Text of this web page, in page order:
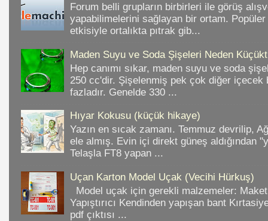
Forum belli grupların birbirleri ile görüş
yapabilimelerini sağlayan bir ortam. Popüler
etkisiyle ortalıkta pıtrak gib...
Maden Suyu ve Soda Şişeleri Neden
Hep canımı sıkar, maden suyu ve soda
250 cc'dir. Şişelenmiş pek çok diğer içecek
fazladır. Genelde 330 ...
Hıyar Kokusu (küçük hikaye)
Yazın en sıcak zamanı. Temmuz devrilip,
ele almış. Evin içi direkt güneş aldığından
Telaşla FT8 yapan ...
Uçan Karton Model Uçak (Vecihi Hürkuş)
Model uçak için gerekli malzemeler: Maket
Yapıştırıcı Kendinden yapışan bant
pdf çıktısı ...